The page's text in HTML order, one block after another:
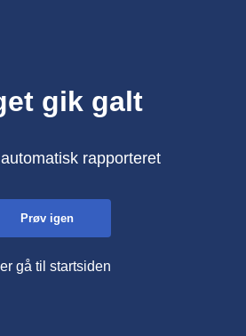
gik galt
rapporteret
Prøv igen
gå til startsiden